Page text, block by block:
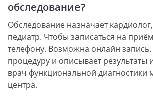
обследование?
Обследование назначает
педиатр. Чтобы записаться на
телефону. Возможна онлайн
процедуру и описывает результаты
врач функциональной диагностики
центра.